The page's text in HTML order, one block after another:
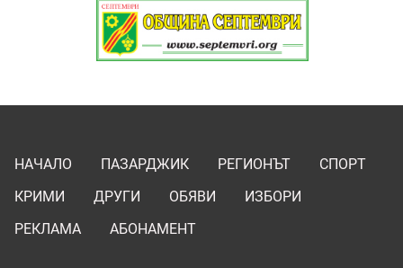
НАЧАЛО ПАЗАРДЖИК РЕГИОНЪТ
СПОРТ
КРИМИ
ДРУГИ ОБЯВИ
ИЗБОРИ
РЕКЛАМА
АБОНАМЕНТ